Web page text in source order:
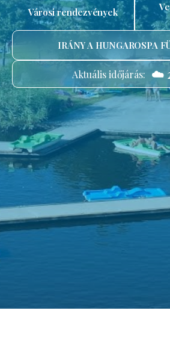
Városi rendezvények
IRÁNY A HUNGAROSPA
Aktuális időjárás: ☁️